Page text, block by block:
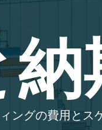
ングの費用とス